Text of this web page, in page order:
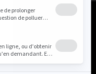
Accessibilité